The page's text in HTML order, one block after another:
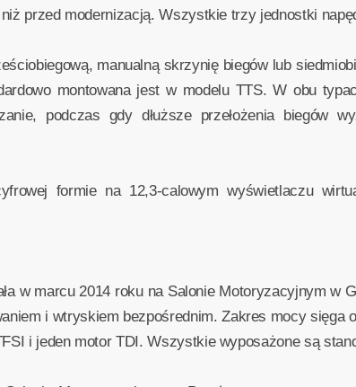
przed modernizacją. Wszystkie trzy jednostki
manualną skrzynię biegów lub
montowana jest w modelu TTS. W obu
podczas gdy dłuższe przełożenia biegów
formie na 12,3-calowym wyświetlaczu
w marcu 2014 roku na Salonie Motoryzacyjnym w
i wtryskiem bezpośrednim. Zakres mocy sięga
i jeden motor TDI. Wszystkie wyposażone są